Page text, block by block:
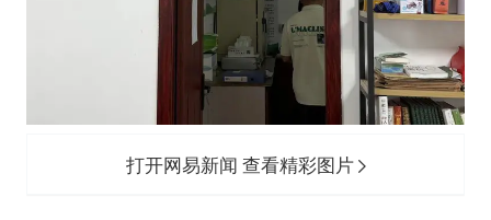
打开网易新闻 查看精彩图片